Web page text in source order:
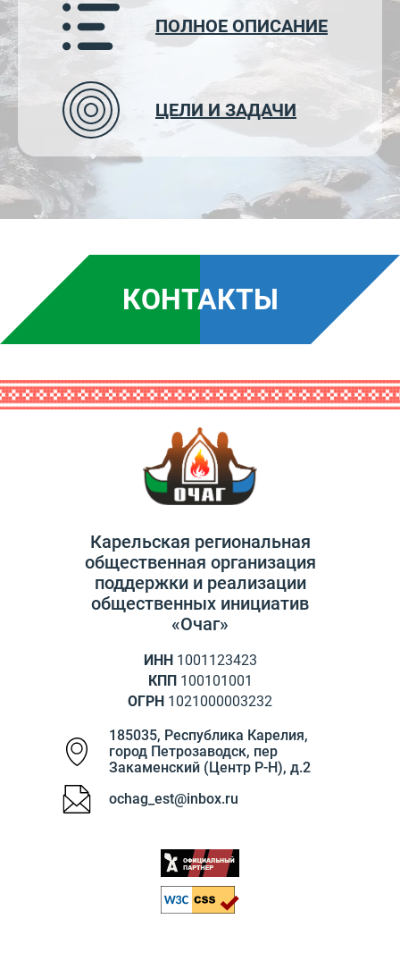
ПОЛНОЕ ОПИСАНИЕ
ЦЕЛИ И ЗАДАЧИ
КОНТАКТЫ
Карельская региональная
общественная организация
поддержки и реализации
общественных инициатив
«Очаг»
ИНН 1001123423
КПП100101001
ОГРН 1021000003232
185035, Республика Карелия,
город Петрозаводск, пер
Закаменский (Центр Р-Н), д.2
ochag_est@inbox.ru